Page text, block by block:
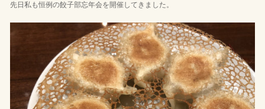
先日私も恒例の餃子部忘年会を開催してきました。